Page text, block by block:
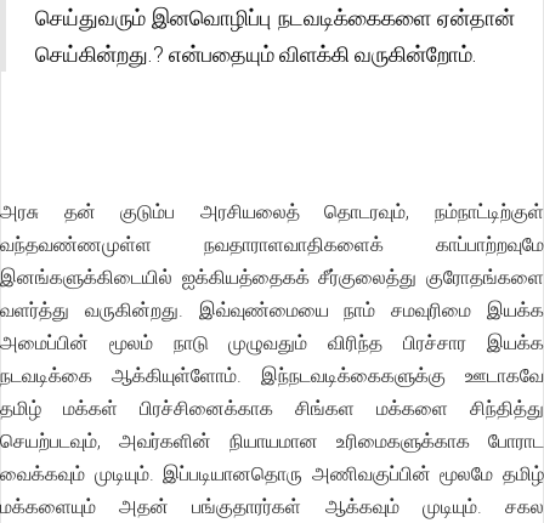
செய்துவரும் இனவொழிப்பு நடவடிக்கைகளை ஏன்தான்
செய்கின்றது.? என்பதையும் விளக்கி வருகின்றோம்.
அரசு தன் குடும்ப அரசியலைத் தொடரவும், நம்நாட்டிற்குள்
வந்தவண்ணமுள்ள நவதாராளவாதிகளைக் காப்பாற்றவுமே
இனங்களுக்கிடையில் ஐக்கியத்தைகக் சீர்குலைத்து குரோதங்களை
வளர்த்து வருகின்றது. இவ்வுண்மையை நாம் சமவுரிமை இயக்க
அமைப்பின் மூலம் நாடு முழுவதும் விரிந்த பிரச்சார இயக்க
நடவடிக்கை ஆக்கியுள்ளோம். இந்நடவடிக்கைகளுக்கு ஊடாகவே
தமிழ் மக்கள் பிரச்சினைக்காக சிங்கள மக்களை சிந்தித்து
செயற்படவும், அவர்களின் நியாயமான உரிமைகளுக்காக போராட
வைக்கவும் முடியும். இப்படியானதொரு அணிவகுப்பின் மூலமே தமிழ்
மக்களையும் அதன் பங்குதாரர்கள் ஆக்கவும் முடியும். சகல